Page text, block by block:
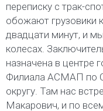
переписку с трак-
обожают грузовики
двадцати минут, и
колесах.
назначена в центре
Филиала АСМАП по
округу. Там нас
Макарович, и по